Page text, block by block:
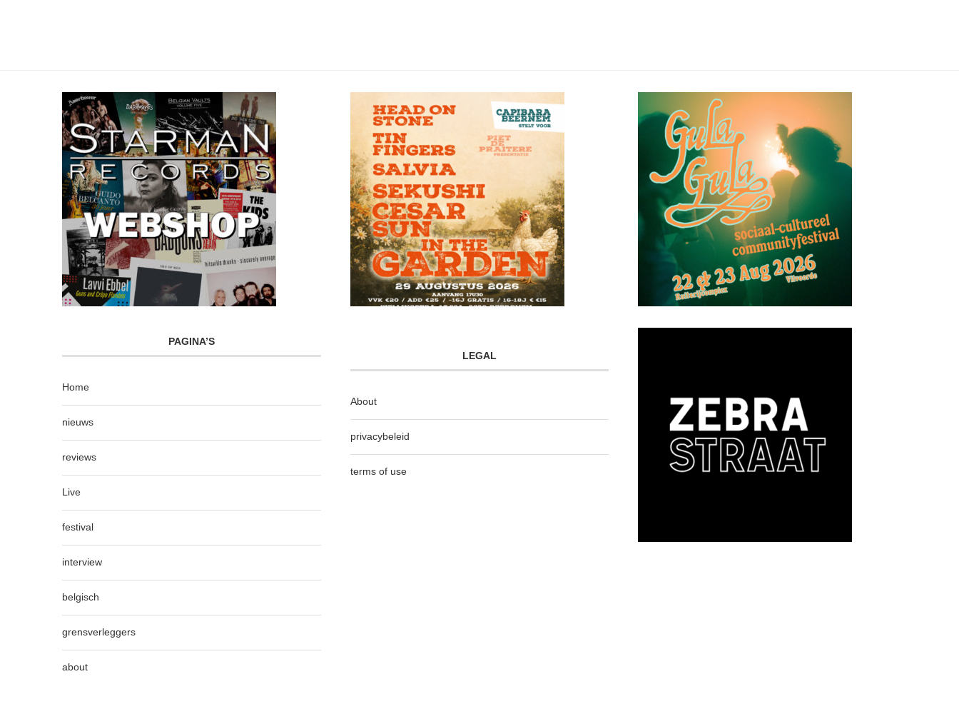
PAGINA’S
Home
nieuws
reviews
Live
festival
interview
belgisch
grensverleggers
about
LEGAL
About
privacybeleid
terms of use